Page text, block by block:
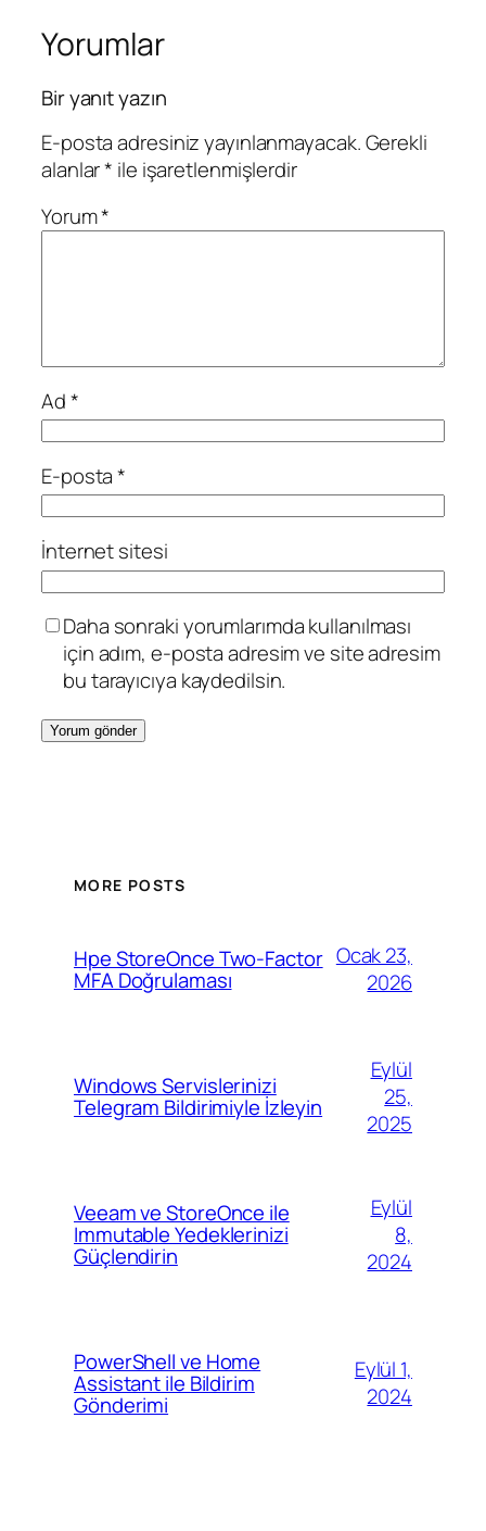
Yorumlar
Bir yanıt yazın
E-posta adresiniz yayınlanmayacak.Gerekli
alanlar* ile işaretlenmişlerdir
Yorum*
Ad*
E-posta*
İnternet sitesi
Daha sonraki yorumlarımda kullanılması
için adım, e-posta adresim ve site adresim
bu tarayıcıya kaydedilsin.
MORE POSTS
Hpe StoreOnce Two-Factor
MFA Doğrulaması
Ocak 23,
2026
Windows Servislerinizi
Telegram Bildirimiyle İzleyin
Eylül
25,
2025
Veeam ve StoreOnce ile
Immutable Yedeklerinizi
Güçlendirin
Eylül
8,
2024
PowerShell ve Home
Assistant ile Bildirim
Gönderimi
Eylül 1,
2024